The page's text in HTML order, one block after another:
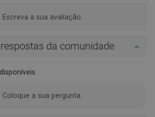
Escreva a sua avaliação.
da comunidade
Coloque a sua pergunta.